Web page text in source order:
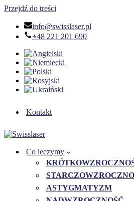
Przejdź do treści
info@swisslaser.pl
+48 221 201 690
Kontakt
Co leczymy
ASTYGMATYZM